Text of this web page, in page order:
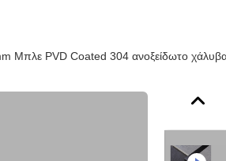
Μπλε PVD Coated 304 ανοξείδωτο